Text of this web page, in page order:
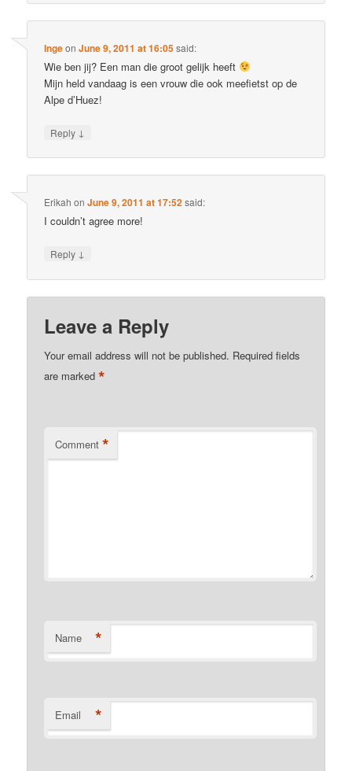
IngeonJune 9, 2011 at 16:05said:
Wie ben jij? Een man die groot gelijk heeft
Mijn held vandaag is een vrouw die ook meefietst op de
Alpe d’Huez!
Reply ↓
Erikah onJune 9, 2011 at 17:52said:
I couldn’t agree more!
Reply ↓
Leave a Reply
Your email address will not be published. Required fields
are marked*
Comment *
Name *
Email *